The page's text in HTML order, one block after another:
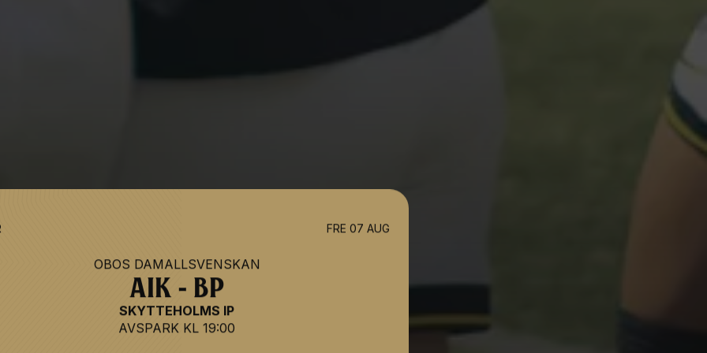
FRE 07 AUG
OBOS DAMALLSVENSKAN
AIK - BP
SKYTTEHOLMS IP
AVSPARK KL 19:00